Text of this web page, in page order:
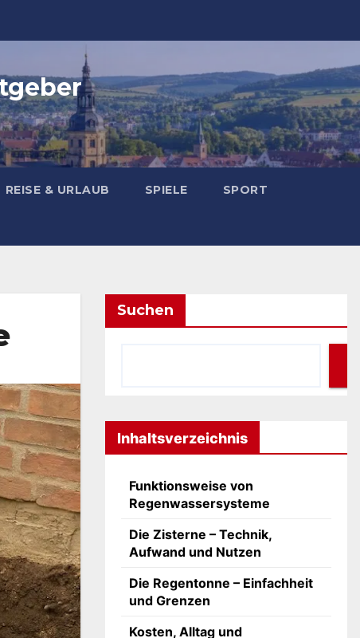
REISE & URLAUB SPIELE SPORT
Suchen
Inhaltsverzeichnis
Funktionsweise von
Regenwassersysteme
Die Zisterne – Technik,
Aufwand und Nutzen
Die Regentonne – Einfachheit
und Grenzen
Kosten, Alltag und